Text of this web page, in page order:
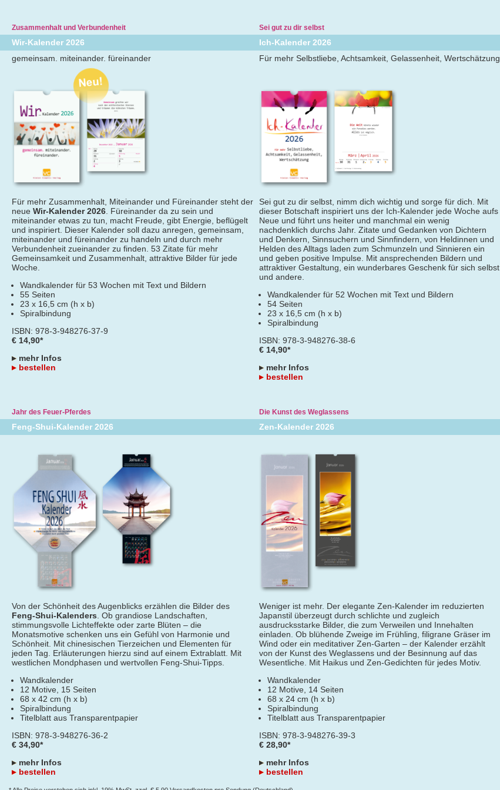
Zusammenhalt und Verbundenheit Sei gut zu dir selbst
Wir-Kalender 2026
Ich-Kalender 2026
gemeinsam. miteinander. füreinander
Für mehr Selbstliebe, Achtsamkeit, Gelassenheit, Wertschätzung
Für mehr Zusammenhalt, Miteinander und Füreinander steht der
neue Wir-Kalender 2026 . Füreinander da zu sein und
miteinander etwas zu tun, macht Freude, gibt Energie, beflügelt
und inspiriert. Dieser Kalender soll dazu anregen, gemeinsam,
miteinander und füreinander zu handeln und durch mehr
Verbundenheit zueinander zu finden. 53 Zitate für mehr
Gemeinsamkeit und Zusammenhalt, attraktive Bilder für jede
Woche.
Wandkalender für 53 Wochen mit Text und Bildern
55 Seiten
23 x 16,5 cm (h x b)
Spiralbindung
ISBN: 978-3-948276-37-9
€ 14,90*
mehr Infos
bestellen
Sei gut zu dir selbst, nimm dich wichtig und sorge für dich. Mit
dieser Botschaft inspiriert uns der Ich-Kalender jede Woche aufs
Neue und führt uns heiter und manchmal ein wenig
nachdenklich durchs Jahr. Zitate und Gedanken von Dichtern
und Denkern, Sinnsuchern und Sinnfindern, von Heldinnen und
Helden des Alltags laden zum Schmunzeln und Sinnieren ein
und geben positive Impulse. Mit ansprechenden Bildern und
attraktiver Gestaltung, ein wunderbares Geschenk für sich selbst
und andere.
Wandkalender für 52 Wochen mit Text und Bildern
54 Seiten
23 x 16,5 cm (h x b)
Spiralbindung
ISBN: 978-3-948276-38-6
€ 14,90*
mehr Infos
bestellen
Jahr des Feuer-Pferdes Die Kunst des Weglassens
Feng-Shui-Kalender 2026 Zen-Kalender 2026
Von der Schönheit des Augenblicks erzählen die Bilder des
Feng-Shui-Kalenders . Ob grandiose Landschaften,
stimmungsvolle Lichteffekte oder zarte Blüten – die
Monatsmotive schenken uns ein Gefühl von Harmonie und
Schönheit. Mit chinesischen Tierzeichen und Elementen für
jeden Tag. Erläuterungen hierzu sind auf einem Extrablatt. Mit
westlichen Mondphasen und wertvollen Feng-Shui-Tipps.
Wandkalender
12 Motive, 15 Seiten
68 x 42 cm (h x b)
Spiralbindung
Titelblatt aus Transparentpapier
ISBN: 978-3-948276-36-2
€ 34,90*
mehr Infos
bestellen
Weniger ist mehr. Der elegante Zen-Kalender im reduzierten
Japanstil überzeugt durch schlichte und zugleich
ausdrucksstarke Bilder, die zum Verweilen und Innehalten
einladen. Ob blühende Zweige im Frühling, filigrane Gräser im
Wind oder ein meditativer Zen-Garten – der Kalender erzählt
von der Kunst des Weglassens und der Besinnung auf das
Wesentliche. Mit Haikus und Zen-Gedichten für jedes Motiv.
Wandkalender
12 Motive, 14 Seiten
68 x 24 cm (h x b)
Spiralbindung
Titelblatt aus Transparentpapier
ISBN: 978-3-948276-39-3
€ 28,90*
mehr Infos
bestellen